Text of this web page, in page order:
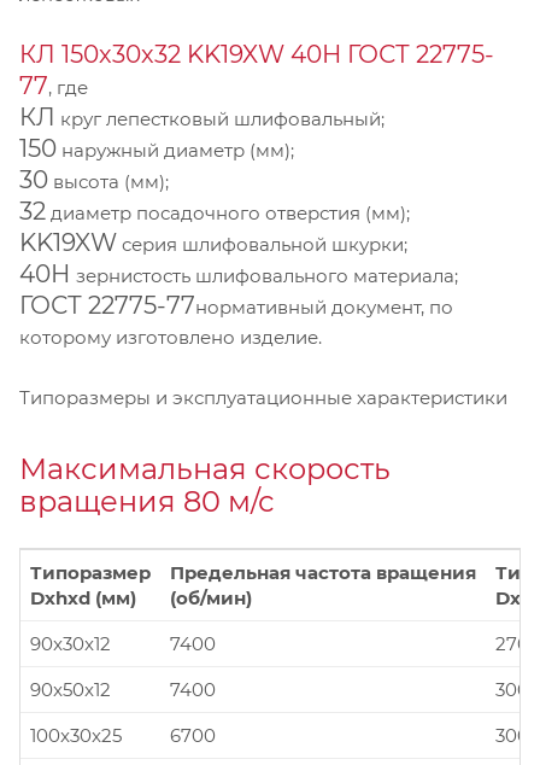
КЛ 150х30х32 KK19XW 40Н ГОСТ 22775-
77, где
КЛ круг лепестковый шлифовальный;
150 наружный диаметр (мм);
30 высота (мм);
32 диаметр посадочного отверстия (мм);
KK19XW серия шлифовальной шкурки;
40Н зернистость шлифовального материала;
ГОСТ 22775-77нормативный документ, по
которому изготовлено изделие.
Типоразмеры и эксплуатационные характеристики
Максимальная скорость
вращения 80 м/с
Типоразмер
Dxhxd (мм)
Предельная частота вращения
(об/мин)
90x30x12
7400
90x50x12
7400
100x30x25
6700